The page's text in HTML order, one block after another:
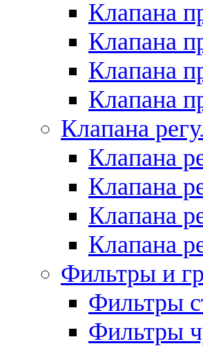
Клапана
Клапана
Клапана
Клапана
Клапана
Клапана
Клапана
Клапана
Клапана
Фильтры и
Фильтры
Фильтры